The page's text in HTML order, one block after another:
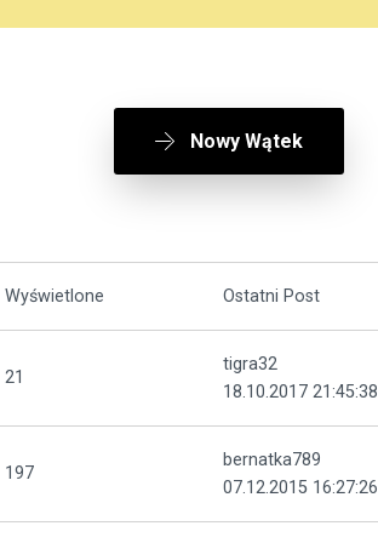
Nowy Wątek
Wyświetlone Ostatni Post
21
tigra32
18.10.2017 21:45:38
197
bernatka789
07.12.2015 16:27:26